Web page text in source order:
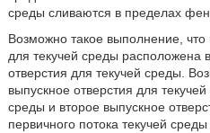
среды сливаются в пределах
Возможно такое выполнение, что
для текучей среды расположена
отверстия для текучей среды.
выпускное отверстия для
среды и второе выпускное
первичного потока текучей